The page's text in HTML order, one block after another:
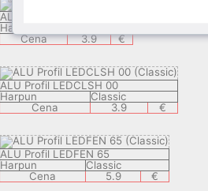
ALU Profil KBP
Harpun
Cena
3.9 €
ALU Profil LEDCLSH 00
Harpun
Classic
Cena
3.9 €
ALU Profil LEDFEN 65
Harpun
Classic
Cena
5.9 €